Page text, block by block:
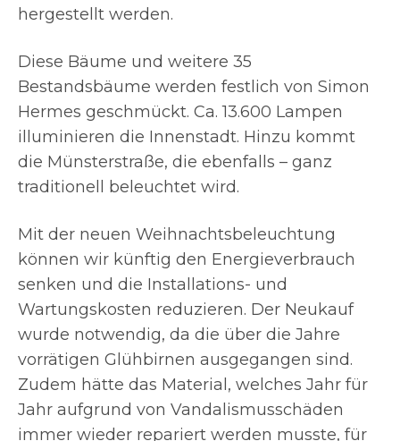
hergestellt werden.
Diese Bäume und weitere 35
Bestandsbäume werden festlich von Simon
Hermes geschmückt. Ca. 13.600 Lampen
illuminieren die Innenstadt. Hinzu kommt
die Münsterstraße, die ebenfalls – ganz
traditionell beleuchtet wird.
Mit der neuen Weihnachtsbeleuchtung
können wir künftig den Energieverbrauch
senken und die Installations- und
Wartungskosten reduzieren. Der Neukauf
wurde notwendig, da die über die Jahre
vorrätigen Glühbirnen ausgegangen sind.
Zudem hätte das Material, welches Jahr für
Jahr aufgrund von Vandalismusschäden
immer wieder repariert werden musste, für